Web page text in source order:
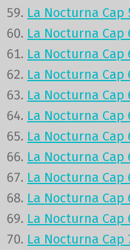
La Nocturna Cap
La Nocturna Cap
La Nocturna Cap
La Nocturna Cap
La Nocturna Cap
La Nocturna Cap
La Nocturna Cap
La Nocturna Cap
La Nocturna Cap
La Nocturna Cap
La Nocturna Cap
La Nocturna Cap